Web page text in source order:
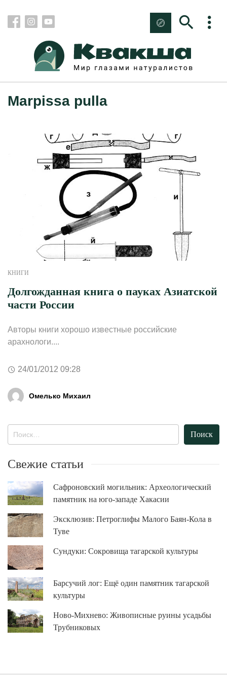
Marpissa pulla
КНИГИ
Долгожданная книга о пауках Азиатской
части России
Авторы книги хорошо известные российские
арахнологи....
24/01/2012 09:28
Омелько Михаил
Свежие статьи
Сафроновский могильник: Археологический
памятник на юго-западе Хакасии
Эксклюзив: Петроглифы Малого Баян-Кола в
Туве
Сундуки: Сокровища тагарской культуры
Барсучий лог: Ещё один памятник тагарской
культуры
Ново-Михнево: Живописные руины усадьбы
Трубниковых